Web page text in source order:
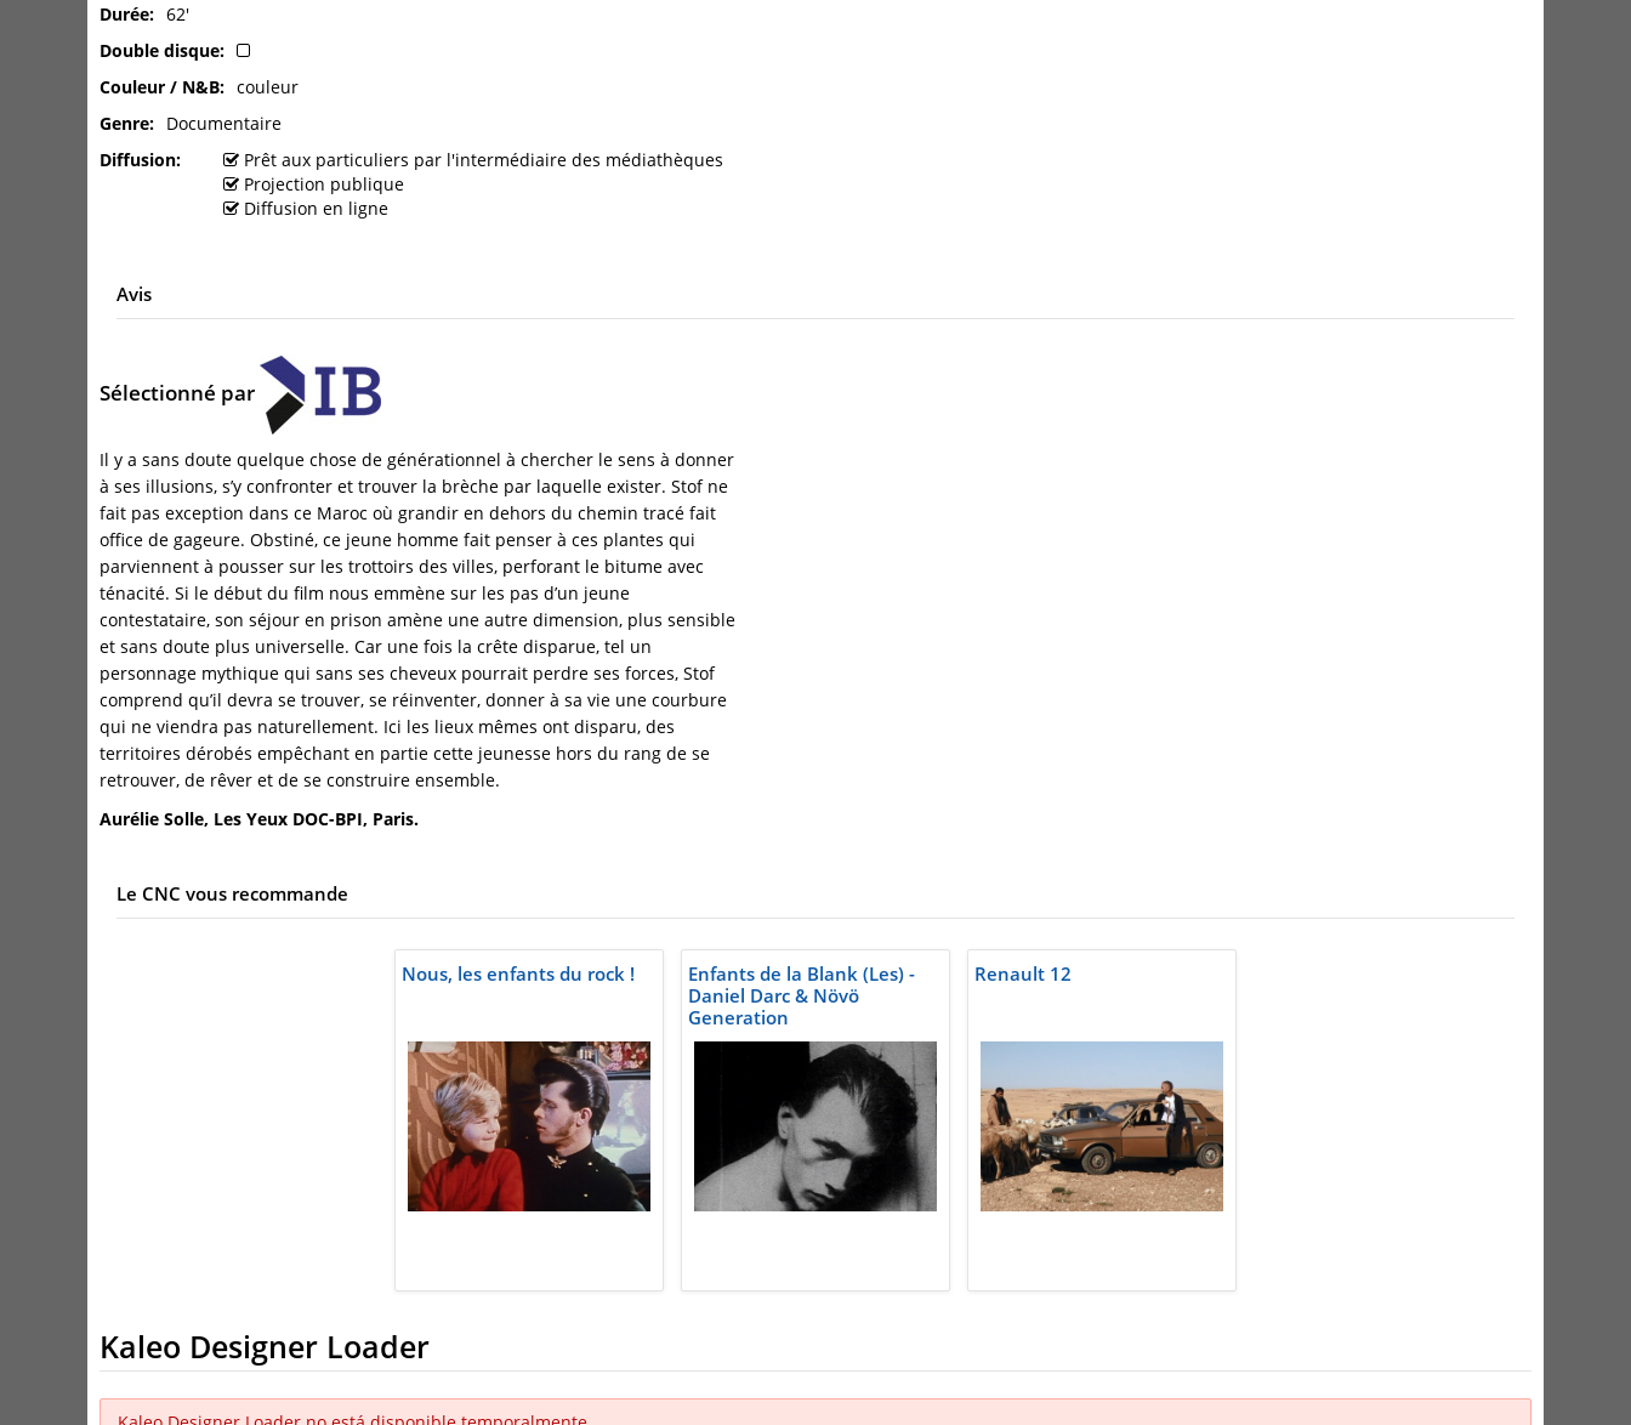
Durée
62'
Double disque
Couleur / N&B
couleur
Genre
Documentaire
Diffusion
Prêt aux particuliers par l'intermédiaire des médiathèques
Projection publique
Diffusion en ligne
Avis
Sélectionné par
Il y a sans doute quelque chose de générationnel à chercher le sens à donner
à ses illusions, s’y confronter et trouver la brèche par laquelle exister. Stof ne
fait pas exception dans ce Maroc où grandir en dehors du chemin tracé fait
office de gageure. Obstiné, ce jeune homme fait penser à ces plantes qui
parviennent à pousser sur les trottoirs des villes, perforant le bitume avec
ténacité. Si le début du film nous emmène sur les pas d’un jeune
contestataire, son séjour en prison amène une autre dimension, plus sensible
et sans doute plus universelle. Car une fois la crête disparue, tel un
personnage mythique qui sans ses cheveux pourrait perdre ses forces, Stof
comprend qu’il devra se trouver, se réinventer, donner à sa vie une courbure
qui ne viendra pas naturellement. Ici les lieux mêmes ont disparu, des
territoires dérobés empêchant en partie cette jeunesse hors du rang de se
retrouver, de rêver et de se construire ensemble.
Aurélie Solle, Les Yeux DOC-BPI, Paris.
Le CNC vous recommande
Nous, les enfants du rock !
Enfants de la Blank (Les) -
Daniel Darc & Növö
Generation
Renault 12
Kaleo Designer Loader